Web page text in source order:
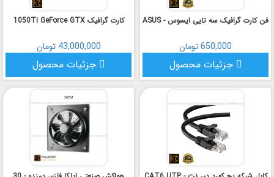
فن کارت گرافیک سه تایی ایسوس - ASUS
650,000 تومان
جزئیات محصول
کارت گرافیک 1050Ti GeForce GTX
43,000,000 تومان
جزئیات محصول